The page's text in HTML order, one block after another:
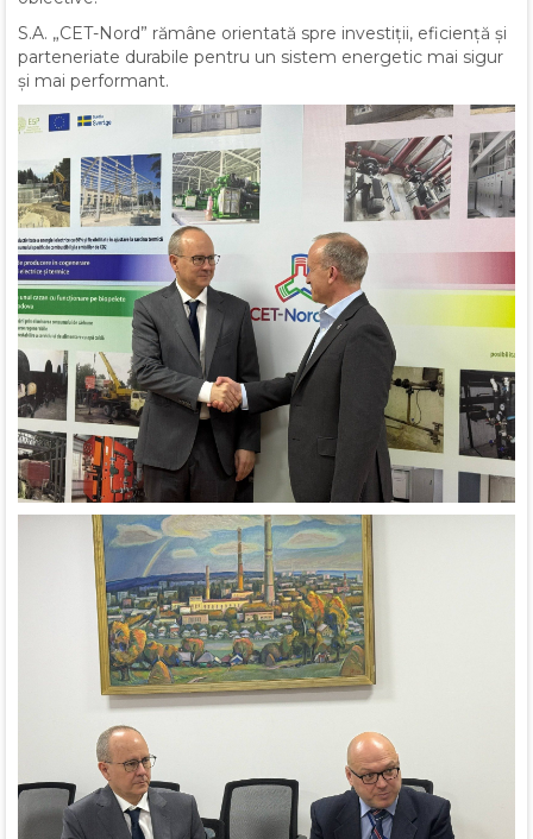
S.A. „CET-Nord” rămâne orientată spre investiții, eficiență și
parteneriate durabile pentru un sistem energetic mai sigur
și mai performant.